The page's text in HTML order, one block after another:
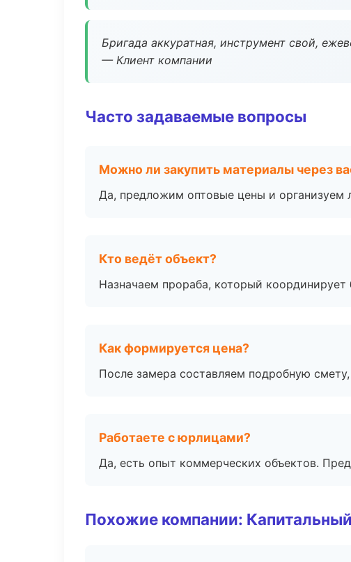
Бригада аккуратная, инструмент свой,
— Клиент компании
Часто задаваемые вопросы
Можно ли закупить материалы через
Да, предложим оптовые цены и организуем
Кто ведёт объект?
Назначаем прораба, который координирует
Как формируется цена?
После замера составляем подробную
Работаете с юрлицами?
Да, есть опыт коммерческих объектов.
Похожие компании: